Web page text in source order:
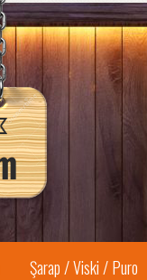
Şarap / Viski / Puro